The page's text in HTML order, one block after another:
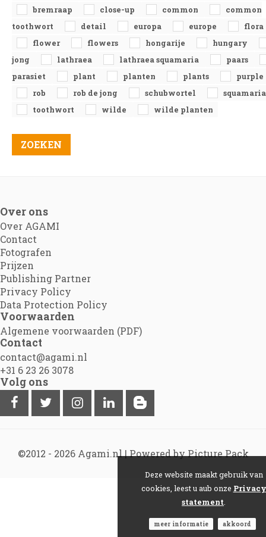
bremraap
close-up common
common
toothwort
detail europa europe
flora
flower
flowers hongarije
hungary
jong
lathraea lathraea squamaria
paars
parasiet
plant planten plants
purple
rob
rob de jong schubwortel
squamaria
toothwort
wilde wilde planten
Over ons
Over AGAMI
Contact
Fotografen
Prijzen
Publishing Partner
Privacy Policy
Data Protection Policy
Voorwaarden
Algemene voorwaarden (PDF)
Contact
contact@agami.nl
+31 6 23 26 3078
Volg ons
©2012 - 2026 Agami.nl|Powered by Picture Pack
Deze website maakt gebruik van
cookies, leest u aub onze Privacy
statement
meer informatie akkoord